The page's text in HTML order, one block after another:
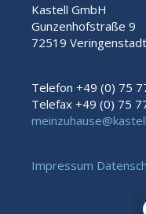
Kastell GmbH
Gunzenhofstraße 9
72519 Veringenstadt
Telefon +49 (0) 75
Telefax +49 (0) 75
Impressum